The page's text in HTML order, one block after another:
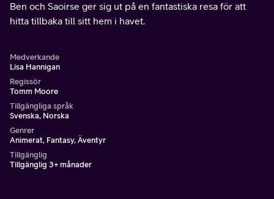
Ben och Saoirse ger sig ut på en fantastiska resa för att
hitta tillbaka till sitt hem i havet.
Medverkande
Lisa Hannigan
Regissör
Tomm Moore
Tillgängliga språk
Svenska, Norska
Genrer
Animerat, Fantasy, Äventyr
Tillgänglig
Tillgänglig 3+ månader